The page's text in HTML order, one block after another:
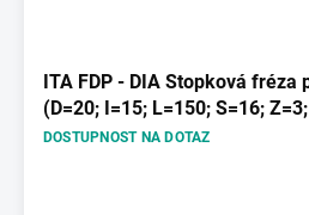
ITA FDP - DIA Stopková fréza
(D=20; I=15; L=150; S=16;
DOSTUPNOST NA DOTAZ